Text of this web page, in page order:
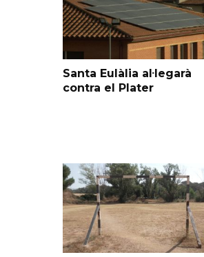
Santa Eulàlia al·legarà
contra el Plater